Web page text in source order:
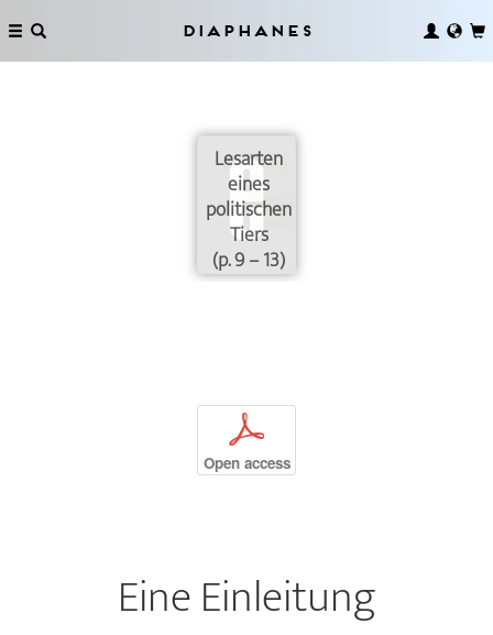
Diaphanes
Lesarten
eines
politischen
Tiers
(p. 9 – 13)
p
Open access
Eine Einleitung